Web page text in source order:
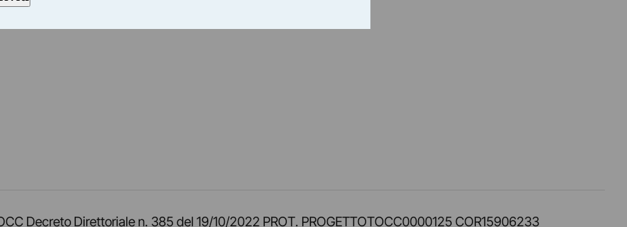
Twitch
su Rss
Decreto Direttoriale n. 385 del 19/10/2022 PROT. PROGETTOTOCC0000125 COR15906233